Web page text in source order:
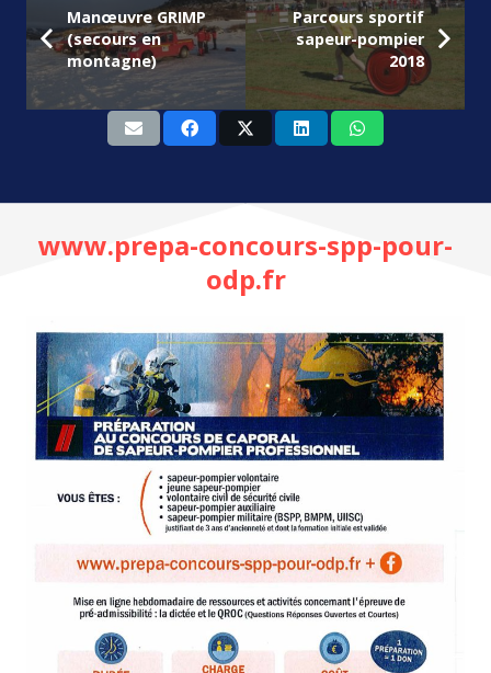
Manœuvre GRIMP
(secours en
montagne)
Parcours sportif
sapeur-pompier
2018
www.prepa-concours-spp-pour-
odp.fr